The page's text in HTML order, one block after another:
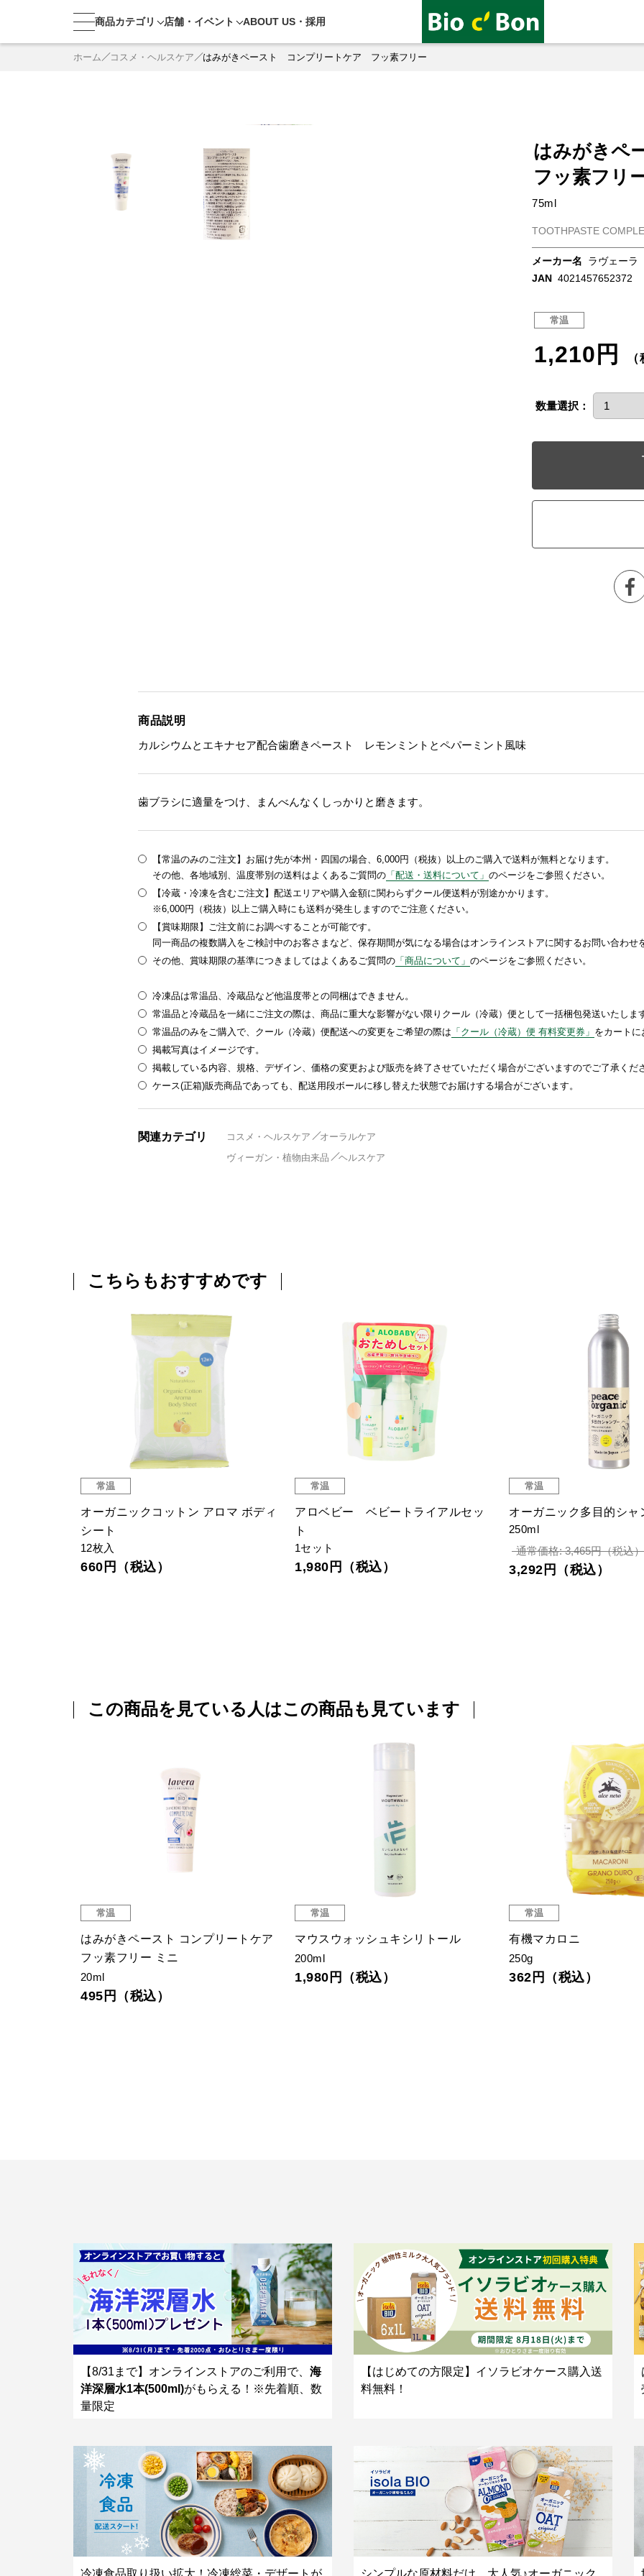
商品カテゴリ 店舗・ イベント ABOUT US・ 採用
ホーム コスメ・ヘルスケア はみがきペースト コンプリートケア フッ素フリー
はみがき
フッ素フリ
75ml
TOOTHPASTE
メーカー名
ラヴェーラ
JAN 4021457652372
常温
1,210円
数量選択：
商品説明
カルシウムとエキナセア配合歯磨きペースト レモンミントとペパーミント風味
歯ブラシに適量をつけ、まんべんなくしっかりと磨きます。
【常温のみのご注文】お届け先が本州・四国の場合、6,000円（税抜）以上のご購入で送料が無料となります。
その他、各地域別、温度帯別の送料はよくあるご質問の 「配送・送料について」 のページをご参照ください。
【冷蔵・冷凍を含むご注文】配送エリアや購入金額に関わらずクール便送料が別途かかります。
※6,000円（税抜）以上ご購入時にも送料が発生しますのでご注意ください。
【賞味期限】ご注文前にお調べすることが可能です。
同一商品の複数購入をご検討中のお客さまなど、保存期間が気になる場合はオンラインストアに関するお問い合わせ
その他、賞味期限の基準につきましてはよくあるご質問の 「商品について」 のページをご参照ください。
冷凍品は常温品、冷蔵品など他温度帯との同梱はできません。
常温品と冷蔵品を一緒にご注文の際は、商品に重大な影響がない限りクール（冷蔵）便として一括梱包発送いたしま
常温品のみをご購入で、クール（冷蔵）便配送への変更をご希望の際は 「クール（冷蔵）便 有料変更券」 をカート
掲載写真はイメージです。
掲載している内容、規格、デザイン、価格の変更および販売を終了させていただく場合がございますのでご了承くだ
ケース(正箱)販売商品であっても、配送用段ボールに移し替えた状態でお届けする場合がございます。
関連カテゴリ コスメ・ヘルスケア
オーラルケア
ヴィーガン・植物由来品
ヘルスケア
こちらもおすすめです
常温
オーガニックコットン アロマ ボディ
シート
12枚入
660円（税込）
常温
アロベビー ベビートライアルセッ
ト
1セット
1,980円（税込）
常温
オーガニック多目的シャ
250ml
通常価格: 3,465円（税込）
3,292円（税込）
この商品を見ている人はこの商品も見ています
常温
はみがきペースト コンプリートケア
フッ素フリー ミニ
20ml
495円（税込）
常温
マウスウォッシュキシリトール
200ml
1,980円（税込）
常温
有機マカロニ
250g
362円（税込）
【8/31まで】オンラインストアのご利用で、 海
洋深層水1本(500ml)がもらえる！※先着順、数
量限定
【はじめての方限定】イソラビオケース購入送
料無料！
冷凍食品取り扱い拡大！冷凍総菜・デザートが シンプルな原材料だけ。大人気♪オーガニック